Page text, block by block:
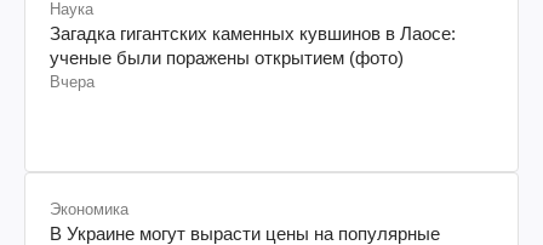
Наука
Загадка гигантских каменных кувшинов в Лаосе:
ученые были поражены открытием (фото)
Вчера
Экономика
В Украине могут вырасти цены на популярные